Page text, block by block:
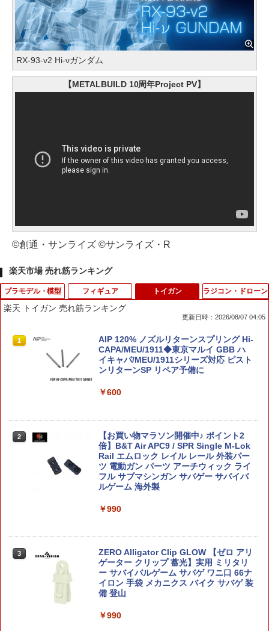
RX-93-v2 Hi-νガンダム
【METALBUILD 10周年Project PV】
©創通・サンライズ ©サンライズ・R
楽天市場 売れ筋ランキング
プラモデル・模型
1
D-スタイル 『アーマード・コア』 ロー
ゼンタール タイプーオーギル ノブリ
ス・オブリージュ 【KP209X】 (プラモ
デル)
￥1,782
2
タミヤ クラフトツールシリーズ No.31
デカールバサミ プラモデル用工具 74031
￥1,856
トミーテック 1／12 LittleArmory
HG 1/144 『機動戦士ガンダム 閃光のハ
モデル)【クレジットカード決済限定】
フィギュア
1
蓄光プロペラ！レッツゴーあひるちゃん{
玩具 おもちゃ }{ ギフト 誕生日 }{ 子ども
会 施設 }[ 子供会 保育園 幼稚園 景品 イ
ベント お祭り プレゼント 人気 ]【色柄
【中身はランダム】 トイストーリー ソ
フビパペットマスコット エイリアン リ
ミックス エンスカイ Disney ディズニー
￥660
ミックス エンスカイ Disney ディズニー
￥660
ポケモン30周年記念 モンコレ旅立ちの3
トイガン
楽天 トイガン 売れ筋ランキング
更新日時：2026/08/07 04:05
1
AIP 120% ノズルリターンスプリング Hi-
CAPA/MEU/1911◆東京マルイ GBB ハ
イキャパ/MEU/1911シリーズ対応 ピスト
ンリターンSP リペア予備に
￥600
2
【お買い物マラソン開催中♪ ポイント2
倍】B&T Air APC9 / SPR Single M-Lok
Rail エムロック レイル レール 外装パー
ツ 電動ガン パーツ アーチウィック ライ
フル サブマシンガン サバゲー サバイバ
ルゲーム 海外製
￥990
3
ZERO Alligator Clip GLOW 【ゼロ アリ
ゲーター クリップ 蓄光】実用 ミリタリ
ー サバイバルゲーム サバゲ ワニ口 66ナ
イロン 手袋 メカニクス バイク サバゲ 装
備 登山
￥990
ラジコン・ドローン